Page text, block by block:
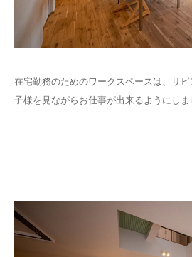
在宅勤務のためのワークスペースは、リ
子様を見ながらお仕事が出来るようにしま